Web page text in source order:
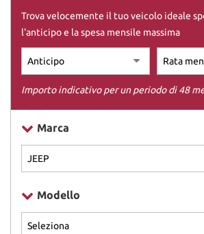
Trova velocemente il tuo veicolo ideale
l'anticipo e la spesa mensile massima
Importo indicativo per un periodo di 48
Marca
Modello